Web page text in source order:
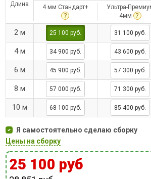
Длина 4 мм Стандарт+
?
Ультра-
4мм
?
2 м 25 100 руб. 31 100 руб.
4 м 34 900 руб. 43 600 руб.
6 м 45 900 руб. 57 300 руб.
8 м 57 000 руб. 71 300 руб.
10 м 68 100 руб. 85 400 руб.
Я самостоятельно сделаю сборку
Цены на сборку
25 100 руб